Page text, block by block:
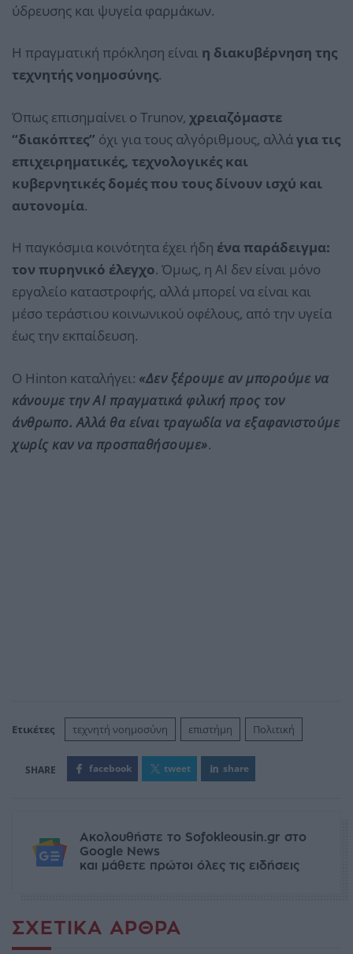
ύδρευσης και ψυγεία φαρμάκων.
Η πραγματική πρόκληση είναι η διακυβέρνηση της
τεχνητής νοημοσύνης.
Όπως επισημαίνει ο Trunov, χρειαζόμαστε
“διακόπτες” όχι για τους αλγόριθμους, αλλάγια τις
επιχειρηματικές, τεχνολογικές και
κυβερνητικές δομές που τους δίνουν ισχύ και
αυτονομία.
Η παγκόσμια κοινότητα έχει ήδη ένα παράδειγμα:
τον πυρηνικό έλεγχο. Όμως, η AI δεν είναι μόνο
εργαλείο καταστροφής, αλλά μπορεί να είναι και
μέσο τεράστιου κοινωνικού οφέλους, από την υγεία
έως την εκπαίδευση.
Ο Hinton καταλήγει: «Δεν ξέρουμε αν μπορούμε να
κάνουμε την AI πραγματικά φιλική προς τον
άνθρωπο. Αλλά θα είναι τραγωδία να εξαφανιστούμε
χωρίς καν να προσπαθήσουμε».
Ετικέτες τεχνητή νοημοσύνη επιστήμη Πολιτική
facebook tweet share
Ακολουθήστε το Sofokleousin.gr στο
Google News
και μάθετε πρώτοι όλες τις ειδήσεις
ΣΧΕΤΙΚΆ ΆΡΘΡΑ